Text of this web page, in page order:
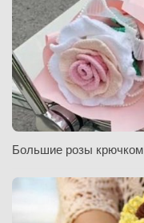
Большие розы крючком